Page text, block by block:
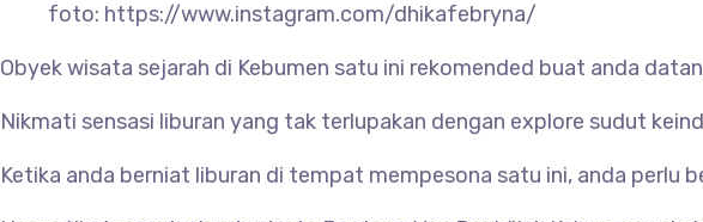
foto: https://www.instagram.com/dhikafebryna/
Obyek wisata sejarah di Kebumen satu ini rekomended buat anda
Nikmati sensasi liburan yang tak terlupakan dengan explore sudut
Ketika anda berniat liburan di tempat mempesona satu ini, anda perlu